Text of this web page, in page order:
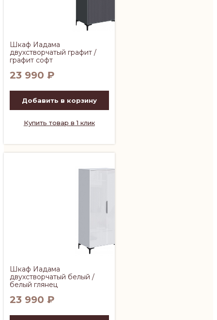
Шкаф Иадама
двухстворчатый графит /
графит софт
23 990 ₽
Добавить в корзину
Купить товар в 1 клик
Шкаф Иадама
двухстворчатый белый /
белый глянец
23 990 ₽